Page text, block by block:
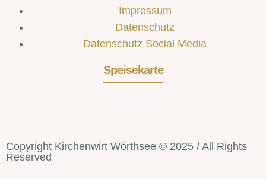
Impressum
Datenschutz
Datenschutz Social Media
Speisekarte
Copyright Kirchenwirt Wörthsee © 2025 / All Rights
Reserved